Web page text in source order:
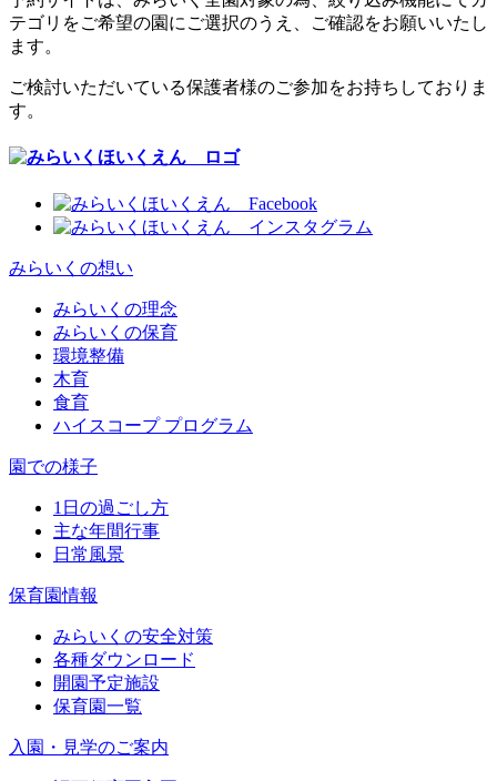
テゴリをご希望の園にご選択のうえ、ご確認をお願いいたし
ます。
ご検討いただいている保護者様のご参加をお持ちしておりま
す。
みらいくの想い
みらいくの理念
みらいくの保育
環境整備
木育
食育
ハイスコープ プログラム
園での様子
1日の過ごし方
主な年間行事
日常風景
保育園情報
みらいくの安全対策
各種ダウンロード
開園予定施設
保育園一覧
入園・見学のご案内